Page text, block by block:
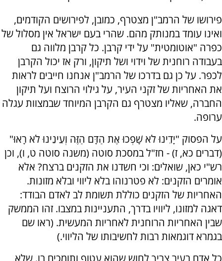
פירושו של הרמב"ן מצטרף, כמובן, לפירושים הקודמים,
ואינו עומד במנותק מהם. שהרי בעם ישראל אין מסלול של
כפרה "אוטומטית" על ידי קרבן. כל קרבן מלווה גם
בעבודה רוחנית של וידוי ושל תיקון, ורק אז יכול הקרבן
לכפר. על כן גם בדרכו של הרמב"ן אנחנו חייבים לראות
את האחריות של זקני העיר, על גילוי הרוצח ועל תיקון
החברה, שאליו מצטרף גם הקרבן המיוחד שבמצוות עגלה
ערופה.
על הפסוק "יָדֵינוּ לֹא שָׁפְכוּ אֶת הַדָּם הַזֶּה וְעֵינֵינוּ לֹא רָאוּ"
(דברים כא, ז) - חז"ל במסכת סוטה (משנה סוטה ט, ו), וכן
רש"י כאן, שואלים: וכי חשדנו את הזקנים ברצח? אלא
אומרים הזקנים: לא פטרנוהו בלא ליווי ובלא מזונות.
האחריות של הזקנים כוללת תשומת לב לאדם הבודד:
דאגה למזונו, ליוויו בדרך, התעניינות במצבו. זהו הממשק
שבין האחריות הרוחנית לאחריות המעשית. (ראו שם
בגמרא דוגמאות רבות לחשיבותו של הליווי.)